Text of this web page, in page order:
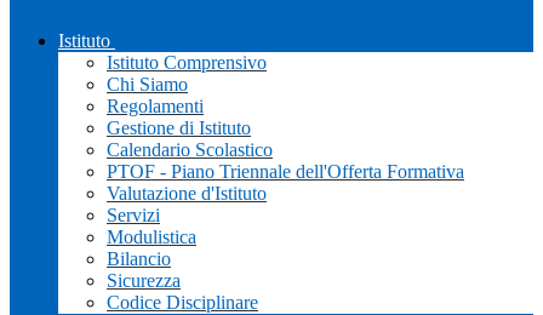
Istituto
Istituto Comprensivo
Chi Siamo
Regolamenti
Gestione di Istituto
Calendario Scolastico
PTOF - Piano Triennale dell'Offerta Formativa
Valutazione d'Istituto
Servizi
Modulistica
Bilancio
Sicurezza
Codice Disciplinare